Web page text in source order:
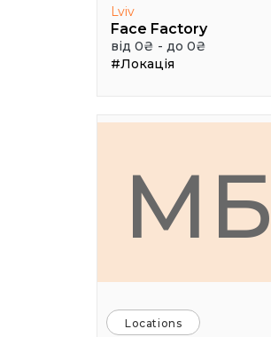
Lviv
Face Factory
від 0₴ - до 0₴
#Локація
МБ
Locations